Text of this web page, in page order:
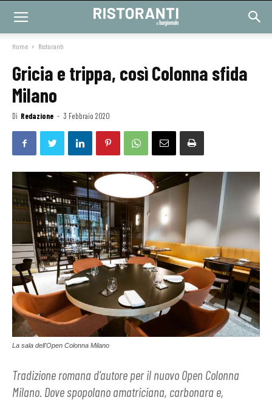
Home Ristoranti
Gricia e trippa, così Colonna sfida
Milano
Di Redazione - 3 Febbraio 2020
La sala dell'Open Colonna Milano
Tradizione romana d'autore per il nuovo Open Colonna
Milano. Dove spopolano amatriciana, carbonara e,